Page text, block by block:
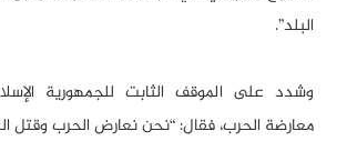
البلد”.
وشدد على الموقف الثابت للجمهورية
معارضة الحرب، فقال: “نحن نعارض الحرب وقتل